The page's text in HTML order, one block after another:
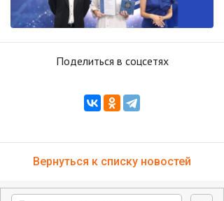
Поделиться в соцсетях
Вернуться к списку новостей